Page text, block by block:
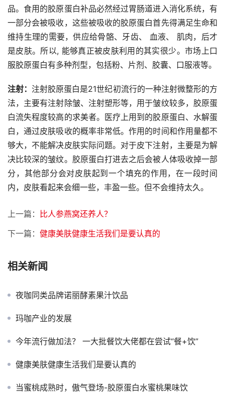
品。食用的胶原蛋白补品必然经过胃肠道进入消化系统，有
一部分会被吸收，这些被吸收的胶原蛋白首先得满足生命和
维持生理的需要，供应给骨骼、牙齿、 血液、 肌肉，后才
是皮肤。所以, 能够真正被皮肤利用的其实很少。市场上口
服胶原蛋白有多种剂型，包括粉、片剂、胶囊、口服液等。
注射： 注射胶原蛋白是21世纪初流行的一种注射微整形的方
法，主要有注射除皱、注射塑形等，用于皱纹较多，胶原蛋
白流失程度较高的求美者。医疗上用到的胶原蛋白、水解蛋
白，通过皮肤吸收的概率非常低。作用的时间和作用量都不
够大，不能解决皮肤实际问题。对于皮下注射，主要是为解
决比较深的皱纹。胶原蛋白打进去之后会被人体吸收掉一部
分，其他部分会对皮肤起到一个填充的作用，在一段时间
内，皮肤看起来会细一些，丰盈一些。但不会维持太久。
上一篇： 比人参燕窝还养人？
下一篇： 健康美肤健康生活我们是要认真的
相关新闻
夜咖同类品牌诺丽酵素果汁饮品
玛咖产业的发展
今年流行做加法？ 一大批餐饮大佬都在尝试“餐+饮”
健康美肤健康生活我们是要认真的
当蜜桃成熟时，傲气登场-胶原蛋白水蜜桃果味饮